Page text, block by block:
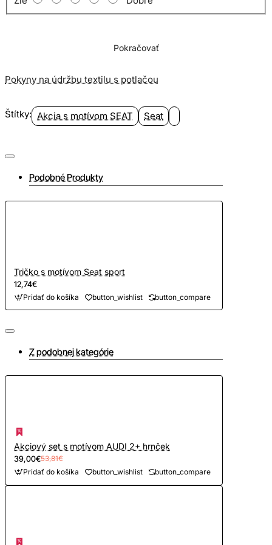
Pokračovať
Pokyny na údržbu textilu s potlačou
Štítky: Akcia s motívom SEAT Seat
Podobné Produkty
Tričko s motívom Seat sport
12,74€
Pridať do košíka button_wishlist button_compare
Z podobnej kategórie
Akciový set s motívom AUDI 2+ hrnček
39,00€53,81€
Pridať do košíka button_wishlist button_compare